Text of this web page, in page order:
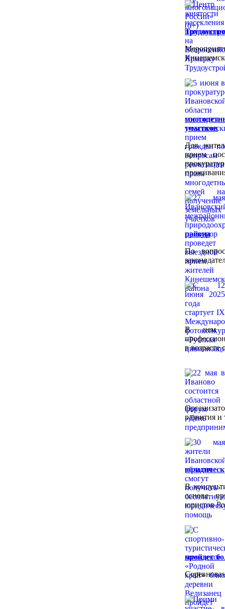
участков
Для
прием
района
По
В нем
в возрасте
развития и
В
основе
юристов
пройдет